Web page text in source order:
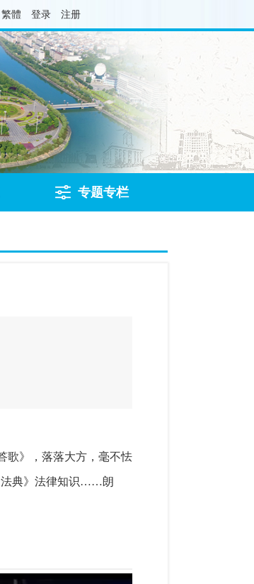
體 登录 注册
专题专栏
歌》，落落大方，毫不怯
法典》法律知识……朗